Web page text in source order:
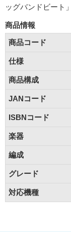
ッグバンドビート
商品情報
商品コード
仕様
商品構成
JANコード
ISBNコード
楽器
編成
グレード
対応機種